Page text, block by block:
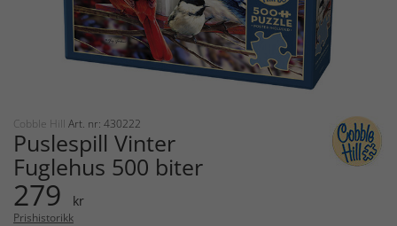
Cobble Hill Art. nr: 430222
Puslespill Vinter
Fuglehus 500 biter
279 kr
Prishistorikk